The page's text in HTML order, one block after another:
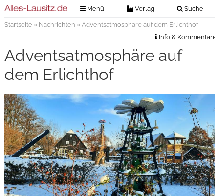
Menü Verlag Suche
Verlag
Kontakt
Impressum
Nachrichten
Veranstaltungstickets
Anzeigensuche
Digitale Ausgaben
Startseite» Nachrichten » Adventsatmosphäre auf dem Erlichthof
Info & Kommentare
Adventsatmosphäre auf
dem Erlichthof